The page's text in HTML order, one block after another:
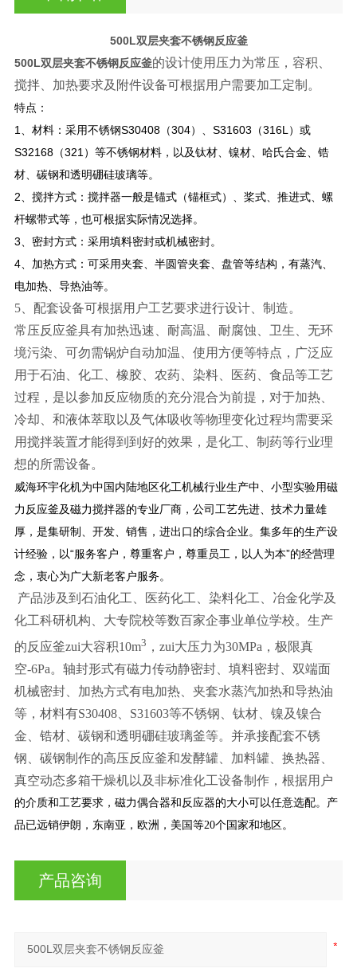
500L双层夹套不锈钢反应釜
500L双层夹套不锈钢反应釜的设计使用压力为常压，容积、
搅拌、加热要求及附件设备可根据用户需要加工定制。
特点：
1
、材料：采用不锈钢S30408（304）、S31603（316L）或
S32168（321）等不锈钢材料，以及钛材、镍材、哈氏合金、锆
材、碳钢和透明硼硅玻璃等。
2 、搅拌方式：搅拌器一般是锚式（锚框式）、桨式、推进式、螺
杆螺带式等，也可根据实际情况选择。
3 、密封方式：采用填料密封或机械密封。
4、加热方式：可采用夹套、半圆管夹套、盘管等结构，有蒸汽、
电加热、导热油等。
5、配套设备可根据用户工艺要求进行设计、制造。
常压反应釜具有加热迅速、耐高温、耐腐蚀、卫生、无环
境污染、可勿需锅炉自动加温、使用方便等特点，广泛应
用于石油、化工、橡胶、农药、染料、医药、食品等工艺
过程，是以参加反应物质的充分混合为前提，对于加热、
冷却、和液体萃取以及气体吸收等物理变化过程均需要采
用搅拌装置才能得到到好的效果，是化工、制药等行业理
想的所需设备。
威海环宇化机为中国内陆地区化工机械行业生产中、小型实验用磁
力反应釜及磁力搅拌器的专业厂商，公司工艺先进、技术力量雄
厚，是集研制、开发、销售，进出口的综合企业。集多年的生产设
计经验，以“服务客户，尊重客户，尊重员工，以人为本”的经营理
念，衷心为广大新老客户服务。
产品涉及到石油化工、医药化工、染料化工、冶金化学及
化工科研机构、大专院校等数百家企事业单位学校。生产
的反应釜zui大容积10m3 ，zui大压力为30MPa，极限真
空-6Pa。轴封形式有磁力传动静密封、填料密封、双端面
机械密封、加热方式有电加热、夹套水蒸汽加热和导热油
等，材料有S30408、S31603等不锈钢、钛材、镍及镍合
金、锆材、碳钢和透明硼硅玻璃釜等。并承接配套不锈
钢、碳钢制作的高压反应釜和发酵罐、加料罐、换热器、
真空动态多箱干燥机以及非标准化工设备制作，根据用户
的介质和工艺要求，磁力偶合器和反应器的大小可以任意选配。产
品已远销伊朗，东南亚，欧洲，美国等20个国家和地区。
产品咨询